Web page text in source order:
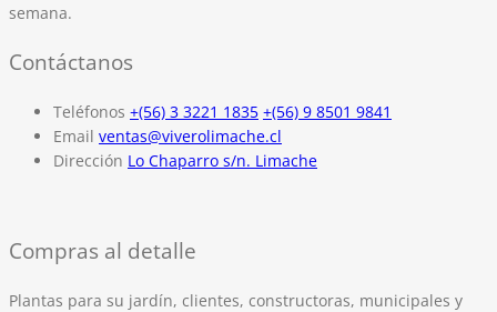
semana.
Contáctanos
Teléfonos +(56) 3 3221 1835 +(56) 9 8501 9841
Email ventas@viverolimache.cl
Dirección Lo Chaparro s/n. Limache
Compras al detalle
Plantas para su jardín, clientes, constructoras, municipales y